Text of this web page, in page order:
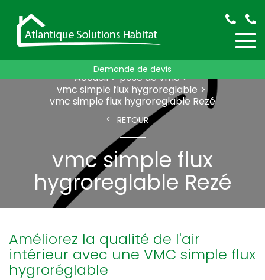
Demande de devis
Accueil
pose de vmc
vmc simple flux hygroreglable
vmc simple flux hygroreglable Rezé
RETOUR
vmc simple flux
hygroreglable Rezé
Améliorez la qualité de l'air
intérieur avec une VMC simple flux
hygroréglable